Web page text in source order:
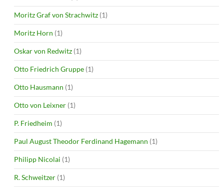
Moritz Graf von Strachwitz (1)
Moritz Horn (1)
Oskar von Redwitz (1)
Otto Friedrich Gruppe (1)
Otto Hausmann (1)
Otto von Leixner (1)
P. Friedheim (1)
Paul August Theodor Ferdinand Hagemann (1)
Philipp Nicolai (1)
R. Schweitzer (1)